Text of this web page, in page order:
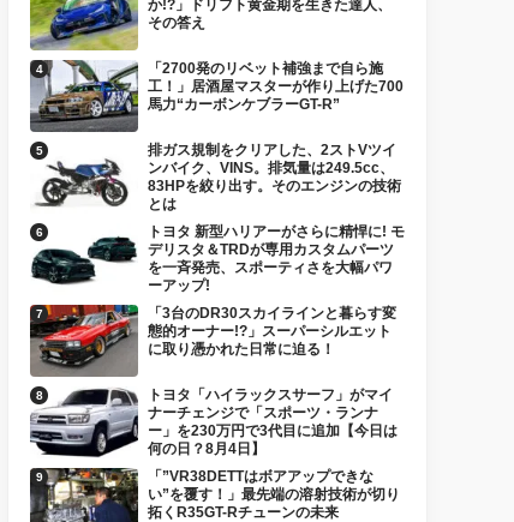
か!?」ドリフト黄金期を生きた達人、
その答え
「2700発のリベット補強まで自ら施
工！」居酒屋マスターが作り上げた700
馬力“カーボンケブラーGT-R”
排ガス規制をクリアした、2ストVツイ
ンバイク、VINS。排気量は249.5cc、
83HPを絞り出す。そのエンジンの技術
とは
トヨタ 新型ハリアーがさらに精悍に! モ
デリスタ＆TRDが専用カスタムパーツ
を一斉発売、スポーティさを大幅パワ
ーアップ!
「3台のDR30スカイラインと暮らす変
態的オーナー!?」スーパーシルエット
に取り憑かれた日常に迫る！
トヨタ「ハイラックスサーフ」がマイ
ナーチェンジで「スポーツ・ランナ
ー」を230万円で3代目に追加【今日は
何の日？8月4日】
「”VR38DETTはボアアップできな
い”を覆す！」最先端の溶射技術が切り
拓くR35GT-Rチューンの未来